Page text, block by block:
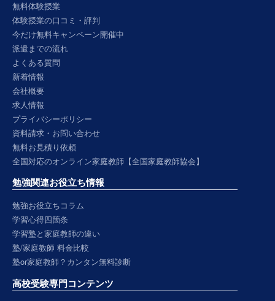
無料体験授業
体験授業の口コミ・評判
今だけ無料キャンペーン開催中
派遣までの流れ
よくある質問
新着情報
会社概要
求人情報
プライバシーポリシー
資料請求・お問い合わせ
無料お見積り依頼
全国対応のオンライン家庭教師【全国家庭教師協会】
勉強関連お役立ち情報
勉強お役立ちコラム
学習心得四箇条
学習塾と家庭教師の違い
塾/家庭教師 料金比較
塾or家庭教師？カンタン無料診断
高校受験専門コンテンツ